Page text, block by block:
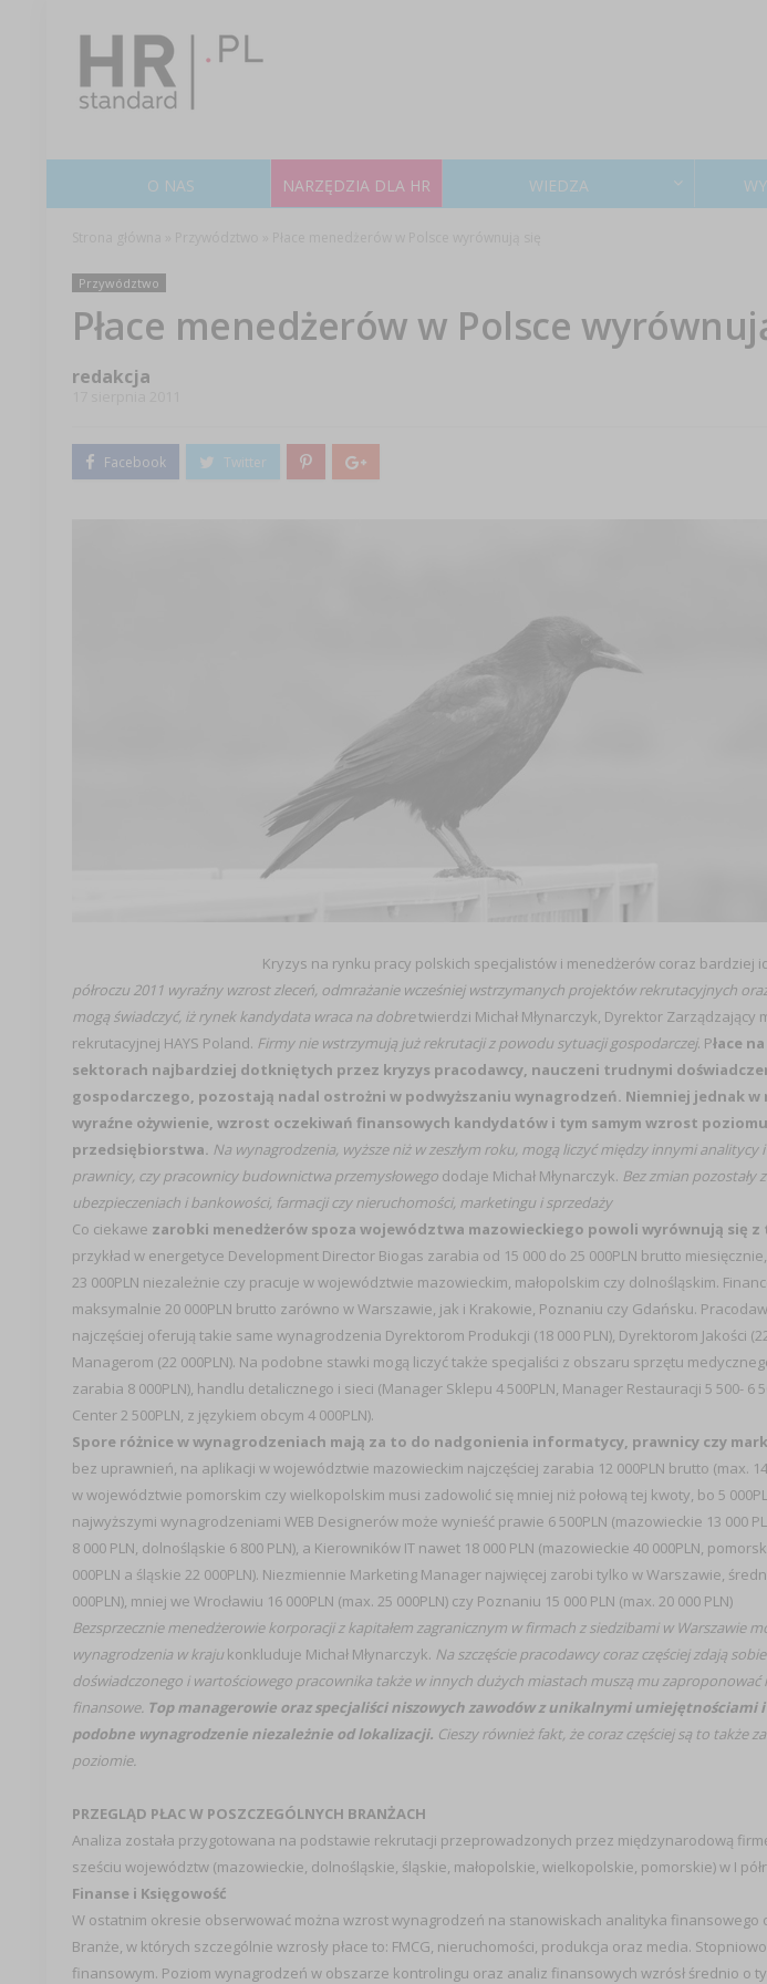
O NAS NARZĘDZIA DLA HR WIEDZA
Przywództwo
Płace menedżerów w Polsce
redakcja
Kryzys na rynku pracy polskich specjalistów i menedżerów coraz bardziej
półroczu 2011 wyraźny wzrost zleceń, odmrażanie wcześniej wstrzymanych projektów rekrutacyjnych
mogą świadczyć, iż rynek kandydata wraca na dobretwierdzi Michał Młynarczyk, Dyrektor Zarządzający
rekrutacyjnej HAYS Poland. Firmy nie wstrzymują już rekrutacji z powodu sytuacji gospodarczej. Płace
sektorach najbardziej dotkniętych przez kryzys pracodawcy, nauczeni trudnymi
gospodarczego, pozostają nadal ostrożni w podwyższaniu wynagrodzeń. Niemniej jednak
wyraźne ożywienie, wzrost oczekiwań finansowych kandydatów i tym samym wzrost
przedsiębiorstwa. Na wynagrodzenia, wyższe niż w zeszłym roku, mogą liczyć między innymi
prawnicy, czy pracownicy budownictwa przemysłowegododaje Michał Młynarczyk. Bez zmian pozostały
ubezpieczeniach i bankowości, farmacji czy nieruchomości, marketingu i sprzedaży
Co ciekawe zarobki menedżerów spoza województwa mazowieckiego powoli wyrównują się
przykład w energetyce Development Director Biogas zarabia od 15 000 do 25 000PLN brutto
23 000PLN niezależnie czy pracuje w województwie mazowieckim, małopolskim czy dolnośląskim.
maksymalnie 20 000PLN brutto zarówno w Warszawie, jak i Krakowie, Poznaniu czy Gdańsku.
najczęściej oferują takie same wynagrodzenia Dyrektorom Produkcji (18 000 PLN), Dyrektorom Jakości
Managerom (22 000PLN). Na podobne stawki mogą liczyć także specjaliści z obszaru sprzętu
zarabia 8 000PLN), handlu detalicznego i sieci (Manager Sklepu 4 500PLN, Manager Restauracji 5 500- 6
Center 2 500PLN, z językiem obcym 4 000PLN).
Spore różnice w wynagrodzeniach mają za to do nadgonienia informatycy, prawnicy czy
bez uprawnień, na aplikacji w województwie mazowieckim najczęściej zarabia 12 000PLN brutto (max.
w województwie pomorskim czy wielkopolskim musi zadowolić się mniej niż połową tej kwoty, bo 5
najwyższymi wynagrodzeniami WEB Designerów może wynieść prawie 6 500PLN (mazowieckie 13 000
8 000 PLN, dolnośląskie 6 800 PLN), a Kierowników IT nawet 18 000 PLN (mazowieckie 40 000PLN,
000PLN a śląskie 22 000PLN). Niezmiennie Marketing Manager najwięcej zarobi tylko w Warszawie,
000PLN), mniej we Wrocławiu 16 000PLN (max. 25 000PLN) czy Poznaniu 15 000 PLN (max. 20 000 PLN)
Bezsprzecznie menedżerowie korporacji z kapitałem zagranicznym w firmach z siedzibami w Warszawie
wynagrodzenia w krajukonkluduje Michał Młynarczyk. Na szczęście pracodawcy coraz częściej zdają
doświadczonego i wartościowego pracownika także w innych dużych miastach muszą mu
finansowe. Top managerowie oraz specjaliści niszowych zawodów z unikalnymi umiejętnościami
podobne wynagrodzenie niezależnie od lokalizacji. Cieszy również fakt, że coraz częściej są to także
poziomie.
PRZEGLĄD PŁAC W POSZCZEGÓLNYCH BRANŻACH
Analiza została przygotowana na podstawie rekrutacji przeprowadzonych przez międzynarodową
sześciu województw (mazowieckie, dolnośląskie, śląskie, małopolskie, wielkopolskie, pomorskie) w I
Finanse i Księgowość
W ostatnim okresie obserwować można wzrost wynagrodzeń na stanowiskach analityka
Branże, w których szczególnie wzrosły płace to: FMCG, nieruchomości, produkcja oraz media.
finansowym. Poziom wynagrodzeń w obszarze kontrolingu oraz analiz finansowych wzrósł średnio o